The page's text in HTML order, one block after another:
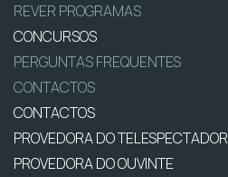
REVER PROGRAMAS
CONCURSOS
PERGUNTAS FREQUENTES
CONTACTOS
CONTACTOS
PROVEDORA DO TELESPECTADOR
PROVEDORA DO OUVINTE